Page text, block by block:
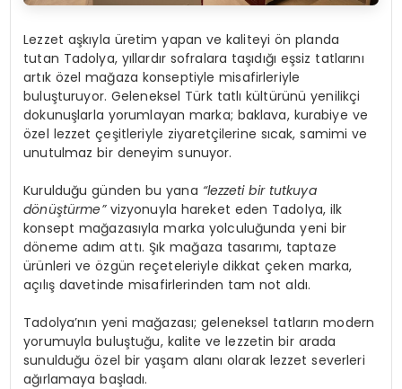
Lezzet aşkıyla üretim yapan ve kaliteyi ön planda
tutan Tadolya, yıllardır sofralara taşıdığı eşsiz tatlarını
artık özel mağaza konseptiyle misafirleriyle
buluşturuyor. Geleneksel Türk tatlı kültürünü yenilikçi
dokunuşlarla yorumlayan marka; baklava, kurabiye ve
özel lezzet çeşitleriyle ziyaretçilerine sıcak, samimi ve
unutulmaz bir deneyim sunuyor.
Kurulduğu günden bu yana “lezzeti bir tutkuya
dönüştürme”vizyonuyla hareket eden Tadolya, ilk
konsept mağazasıyla marka yolculuğunda yeni bir
döneme adım attı. Şık mağaza tasarımı, taptaze
ürünleri ve özgün reçeteleriyle dikkat çeken marka,
açılış davetinde misafirlerinden tam not aldı.
Tadolya’nın yeni mağazası; geleneksel tatların modern
yorumuyla buluştuğu, kalite ve lezzetin bir arada
sunulduğu özel bir yaşam alanı olarak lezzet severleri
ağırlamaya başladı.